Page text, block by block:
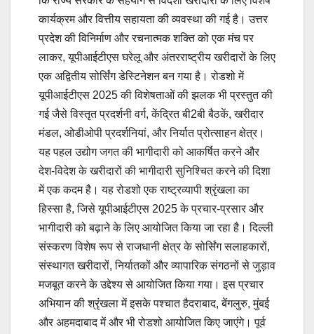
कार्यक्रम और वित्तीय सहायता की व्यवस्था की गई है। उत्तर
प्रदेश की विनिर्माण और रचनात्मक शक्ति को एक मंच पर
लाकर, यूपीआईटीएस घरेलू और अंतरराष्ट्रीय खरीदारों के लिए
एक अद्वितीय सोर्सिंग डेस्टिनेशन बन गया है। रोडशो में
यूपीआईटीएस 2025 की विशेषताओं की झलक भी प्रस्तुत की
गई जैसे विस्तृत प्रदर्शनी वर्ग, केंद्रित बी2बी बैठकें, खरीदार
मंडल, ओडीओपी प्रदर्शनियां, और निर्यात प्रोत्साहन क्षेत्र।
यह पहल उद्योग जगत की भागीदारी को आकर्षित करने और
देश-विदेश के खरीदारों की भागीदारी सुनिश्चित करने की दिशा
में एक कदम है। यह रोडशो एक राष्ट्रव्यापी श्रृंखला का
हिस्सा है, जिसे यूपीआईटीएस 2025 के प्रचार-प्रसार और
भागीदारी को बढ़ाने के लिए आयोजित किया जा रहा है। दिल्ली
संस्करण विशेष रूप से राजधानी क्षेत्र के सोर्सिंग सलाहकारों,
संस्थागत खरीदारों, निर्यातकों और व्यापारिक संगठनों से जुड़ाव
मजबूत करने के उद्देश्य से आयोजित किया गया। इस प्रचार
अभियान की श्रृंखला में इसके पश्चात हैदराबाद, बेंगलुरु, मुंबई
और अहमदाबाद में और भी रोडशो आयोजित किए जाएंगे। पूर्व